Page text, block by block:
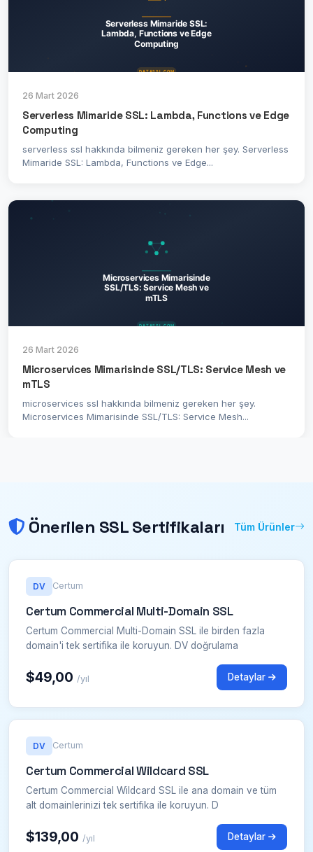
26 Mart 2026
Serverless Mimaride SSL: Lambda, Functions ve Edge
Computing
serverless ssl hakkında bilmeniz gereken her şey. Serverless
Mimaride SSL: Lambda, Functions ve Edge...
26 Mart 2026
Microservices Mimarisinde SSL/TLS: Service Mesh ve
mTLS
microservices ssl hakkında bilmeniz gereken her şey.
Microservices Mimarisinde SSL/TLS: Service Mesh...
Önerilen SSL Sertifikaları Tüm Ürünler
DV Certum
Certum Commercial Multi-Domain SSL
Certum Commercial Multi-Domain SSL ile birden fazla
domain'i tek sertifika ile koruyun. DV doğrulama
$49,00 /yıl Detaylar
DV Certum
Certum Commercial Wildcard SSL
Certum Commercial Wildcard SSL ile ana domain ve tüm
alt domainlerinizi tek sertifika ile koruyun. D
$139,00 /yıl Detaylar